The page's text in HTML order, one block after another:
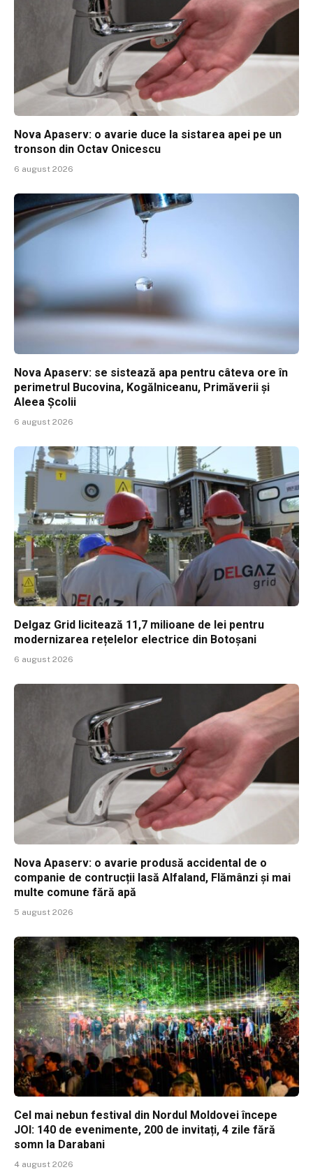
Nova Apaserv: o avarie duce la sistarea apei pe un
tronson din Octav Onicescu
6 august 2026
Nova Apaserv: se sistează apa pentru câteva ore în
perimetrul Bucovina, Kogălniceanu, Primăverii și
Aleea Școlii
6 august 2026
Delgaz Grid licitează 11,7 milioane de lei pentru
modernizarea rețelelor electrice din Botoșani
6 august 2026
Nova Apaserv: o avarie produsă accidental de o
companie de contrucții lasă Alfaland, Flămânzi și mai
multe comune fără apă
5 august 2026
Cel mai nebun festival din Nordul Moldovei începe
JOI: 140 de evenimente, 200 de invitați, 4 zile fără
somn la Darabani
4 august 2026